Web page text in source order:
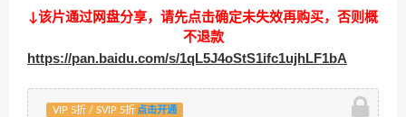
↓该片通过网盘分享，请先点击确定未失效再购买，否则概
不退款
https://pan.baidu.com/s/1qL5J4oStS1ifc1ujhLF1bA
VIP 5折 / SVIP 5折 点击开通